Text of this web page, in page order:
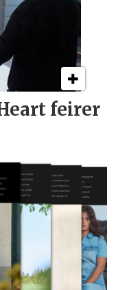
feirer